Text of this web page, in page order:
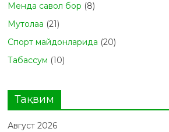
Менда савол бор (8)
Мутолаа (21)
Спорт майдонларида (20)
Табасcум (10)
Тақвим
Август 2026